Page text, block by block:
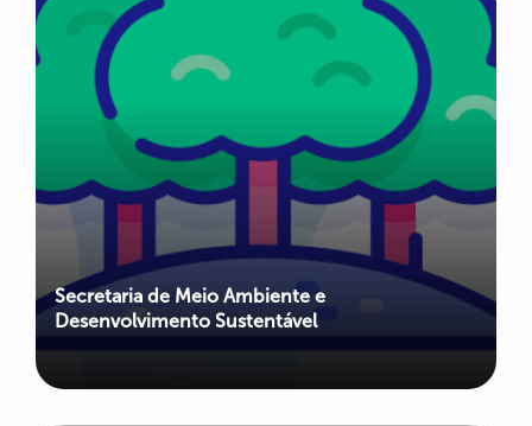
Secretaria de Meio Ambiente e
Desenvolvimento Sustentável